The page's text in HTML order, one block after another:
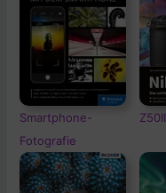
Smartphone-
Fotografie
Z50II